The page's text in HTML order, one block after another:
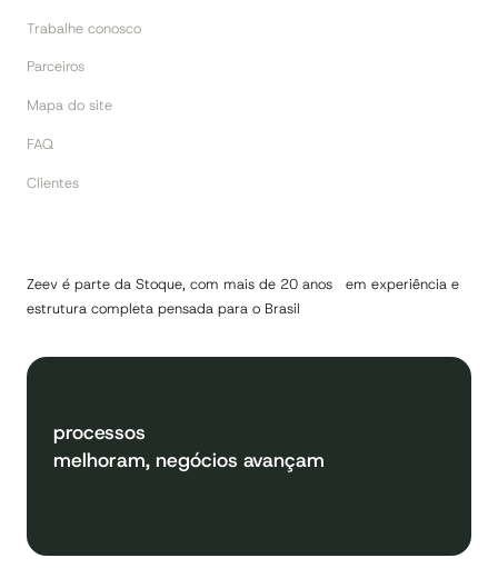
Trabalhe conosco
Parceiros
Mapa do site
FAQ
Clientes
Zeev é parte da Stoque, com mais de 20 anos em experiência e
estrutura completa pensada para o Brasil
processos
melhoram, negócios avançam